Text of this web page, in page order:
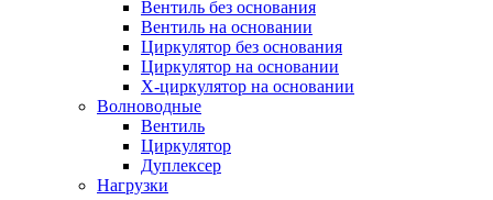
Вентиль без основания
Вентиль на основании
Циркулятор без основания
Циркулятор на основании
Х-циркулятор на основании
Волноводные
Вентиль
Циркулятор
Дуплексер
Нагрузки